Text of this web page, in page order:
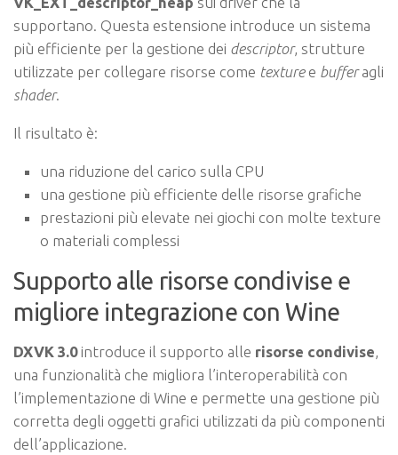
supportano. Questa estensione introduce un sistema
più efficiente per la gestione dei descriptor, strutture
utilizzate per collegare risorse come texturee bufferagli
shader.
Il risultato è:
una riduzione del carico sulla CPU
una gestione più efficiente delle risorse grafiche
prestazioni più elevate nei giochi con molte texture
o materiali complessi
Supporto alle risorse condivise e
migliore integrazione con Wine
DXVK 3.0introduce il supporto alle risorse condivise
una funzionalità che migliora l’interoperabilità con
l’implementazione di Wine e permette una gestione più
corretta degli oggetti grafici utilizzati da più componenti
dell’applicazione.